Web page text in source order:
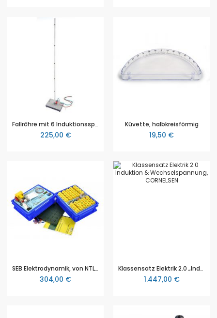
Fallröhre mit 6 Induktionsspulen, 3B Scientific (1001005 [U8511200])
225,00 €
Küvette, halbkreisförmig
19,50 €
SEB Elektrodynamik, von NTL (P9902-5T)
304,00 €
Klassensatz Elektrik 2.0 „Induktion und Wechselspannung“, Cornelsen Klassensatz Elektrik, Klassensatz für die Sek 1 und Sek 2
1.447,00 €